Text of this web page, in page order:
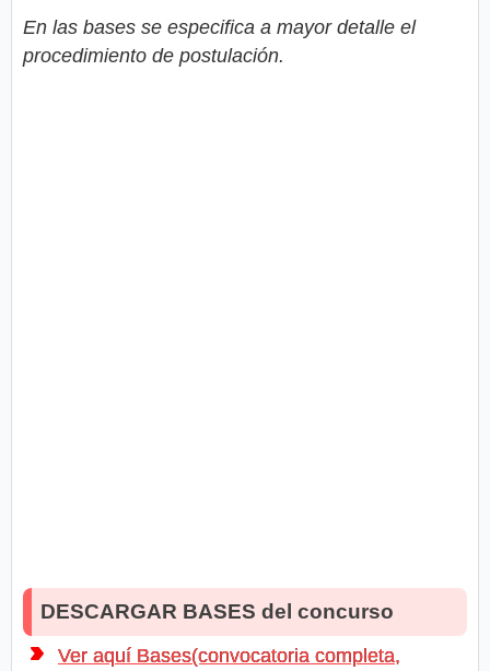
En las bases se especifica a mayor detalle el
procedimiento de postulación.
DESCARGAR BASES del concurso
Ver aquí Bases(convocatoria completa,